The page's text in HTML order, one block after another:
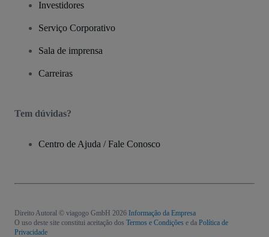
Investidores
Serviço Corporativo
Sala de imprensa
Carreiras
Tem dúvidas?
Centro de Ajuda / Fale Conosco
Direito Autoral © viagogo GmbH 2026 Informação da Empresa
O uso deste site constitui aceitação dos Termos e Condições e da Política de
Privacidade